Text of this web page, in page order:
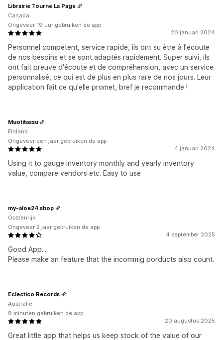
20 januari 2024
Personnel compétent, service rapide, ils ont su être à l'écoute
de nos besoins et se sont adaptés rapidement. Super suivi, ils
ont fait preuve d'écoute et de compréhension, avec un service
personnalisé, ce qui est de plus en plus rare de nos jours. Leur
application fait ce qu'elle promet, bref je recommande !
Librairie Tourne La Page
Canada
Ongeveer 19 uur gebruiken de app
4 januari 2024
Using it to gauge inventory monthly and yearly inventory
value, compare vendors etc. Easy to use
Muotitassu
Finland
Ongeveer een jaar gebruiken de app
4 september 2025
Good App...
Please make an feature that the incommig porducts also count.
my-aloe24.shop
Oostenrijk
Ongeveer 2 jaar gebruiken de app
20 augustus 2025
Great little app that helps us keep stock of the value of our
Eclectico Records
Australië
8 minuten gebruiken de app